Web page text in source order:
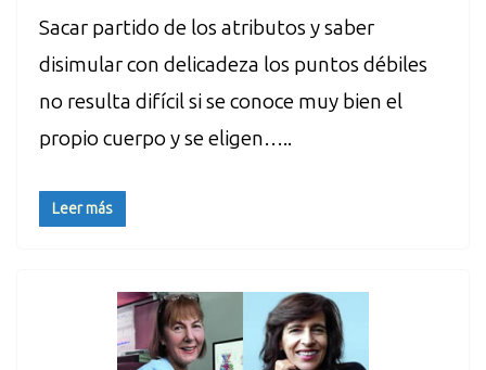
Sacar partido de los atributos y saber
disimular con delicadeza los puntos débiles
no resulta difícil si se conoce muy bien el
propio cuerpo y se eligen…..
Leer más